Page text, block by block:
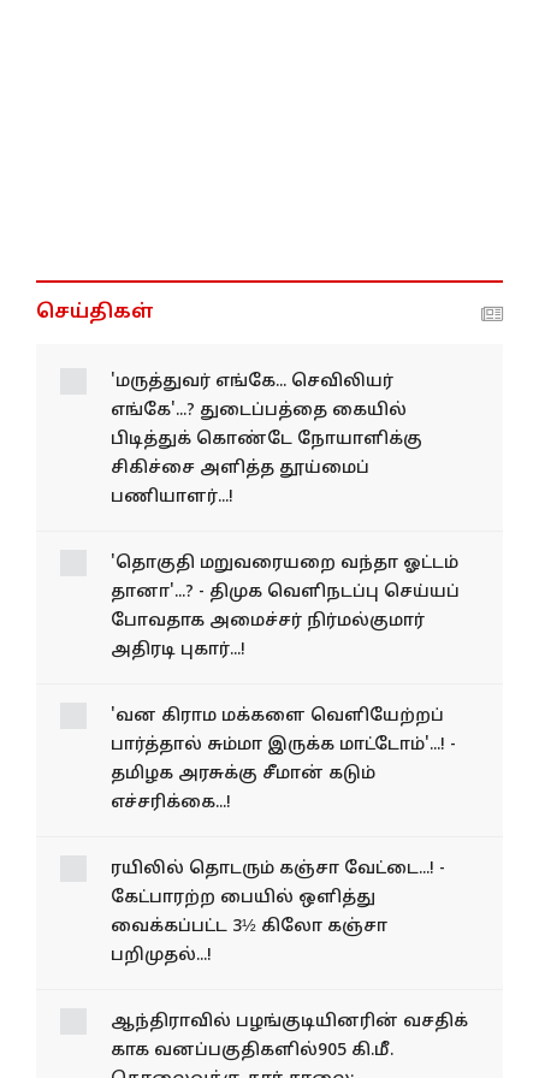
செய்திகள்
'மருத்துவர் எங்கே... செவிலியர்
எங்கே'...? துடைப்பத்தை கையில்
பிடித்துக் கொண்டே நோயாளிக்கு
சிகிச்சை அளித்த தூய்மைப்
பணியாளர்...!
'தொகுதி மறுவரையறை வந்தா ஓட்டம்
தானா'...? - திமுக வெளிநடப்பு செய்யப்
போவதாக அமைச்சர் நிர்மல்குமார்
அதிரடி புகார்...!
'வன கிராம மக்களை வெளியேற்றப்
பார்த்தால் சும்மா இருக்க மாட்டோம்'...! -
தமிழக அரசுக்கு சீமான் கடும்
எச்சரிக்கை...!
ரயிலில் தொடரும் கஞ்சா வேட்டை...! -
கேட்பாரற்ற பையில் ஒளித்து
வைக்கப்பட்ட 3½ கிலோ கஞ்சா
பறிமுதல்...!
ஆந்திராவில் பழங்​குடி​யினரின் வசதிக்​
காக வனப்​பகு​தி​களில்905 கி.மீ.